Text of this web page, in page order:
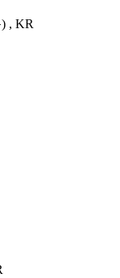
, KR